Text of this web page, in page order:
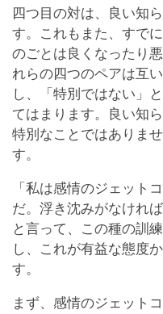
四つ目の対は、良い知
す。これもまた、すで
のごとは良くなったり
れらの四つのペアは互
し、「特別ではない」
てはまります。良い知
特別なことではありま
す。
「私は感情のジェット
だ。浮き沈みがなけれ
と言って、この種の訓
し、これが有益な態度
す。
まず、感情のジェット